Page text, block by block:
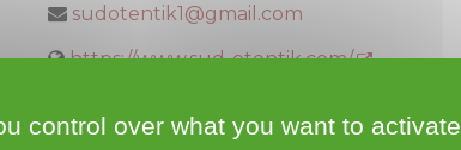
sudotentik1@gmail.com
https://www.sud-otentik.com/
control over what you want to activate